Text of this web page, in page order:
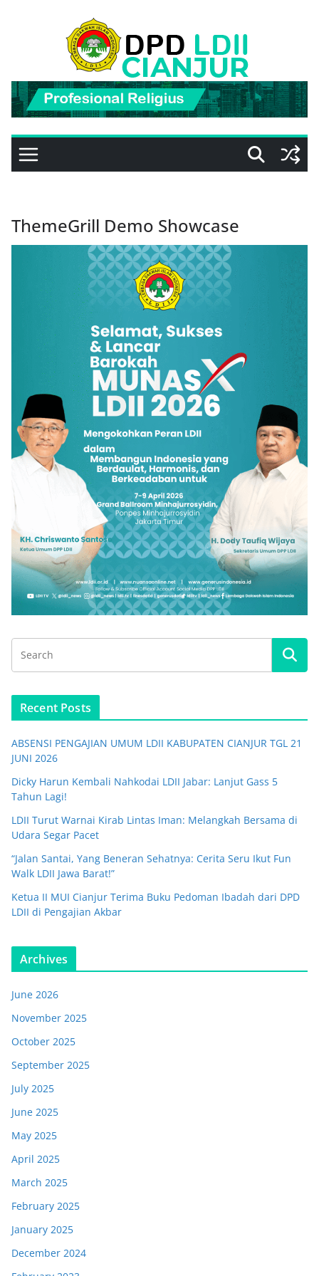
ThemeGrill Demo Showcase
Recent Posts
ABSENSI PENGAJIAN UMUM LDII KABUPATEN CIANJUR TGL 21
JUNI 2026
Dicky Harun Kembali Nahkodai LDII Jabar: Lanjut Gass 5
Tahun Lagi!
LDII Turut Warnai Kirab Lintas Iman: Melangkah Bersama di
Udara Segar Pacet
“Jalan Santai, Yang Beneran Sehatnya: Cerita Seru Ikut Fun
Walk LDII Jawa Barat!”
Ketua II MUI Cianjur Terima Buku Pedoman Ibadah dari DPD
LDII di Pengajian Akbar
Archives
June 2026
November 2025
October 2025
September 2025
July 2025
June 2025
May 2025
April 2025
March 2025
February 2025
January 2025
December 2024